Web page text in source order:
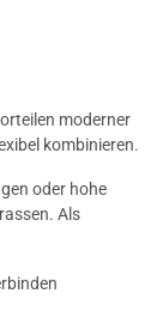
moderner
kombinieren.
oder hohe
Als